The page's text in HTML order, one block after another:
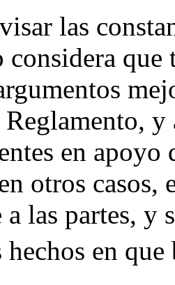
las
considera
y
en apoyo
otros casos,
las partes, y
en que